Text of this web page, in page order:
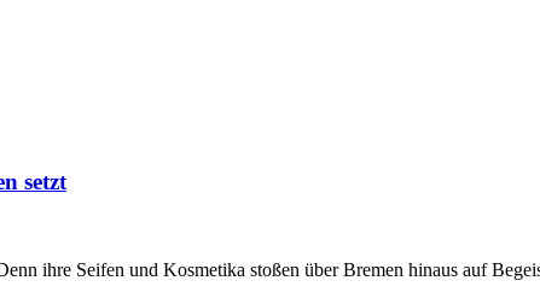
setzt
ihre Seifen und Kosmetika stoßen über Bremen hinaus auf